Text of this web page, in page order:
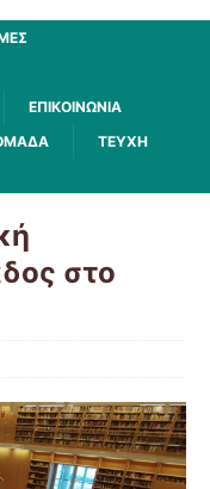
ΕΠΙΚΟΙΝΩΝΙΑ
ΤΕΥΧΗ
στο